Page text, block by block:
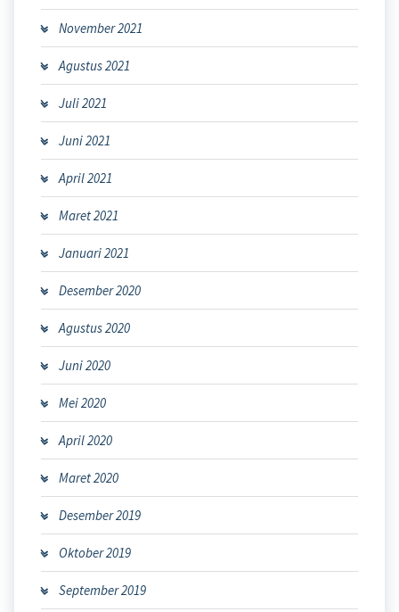
November 2021
Agustus 2021
Juli 2021
Juni 2021
April 2021
Maret 2021
Januari 2021
Desember 2020
Agustus 2020
Juni 2020
Mei 2020
April 2020
Maret 2020
Desember 2019
Oktober 2019
September 2019